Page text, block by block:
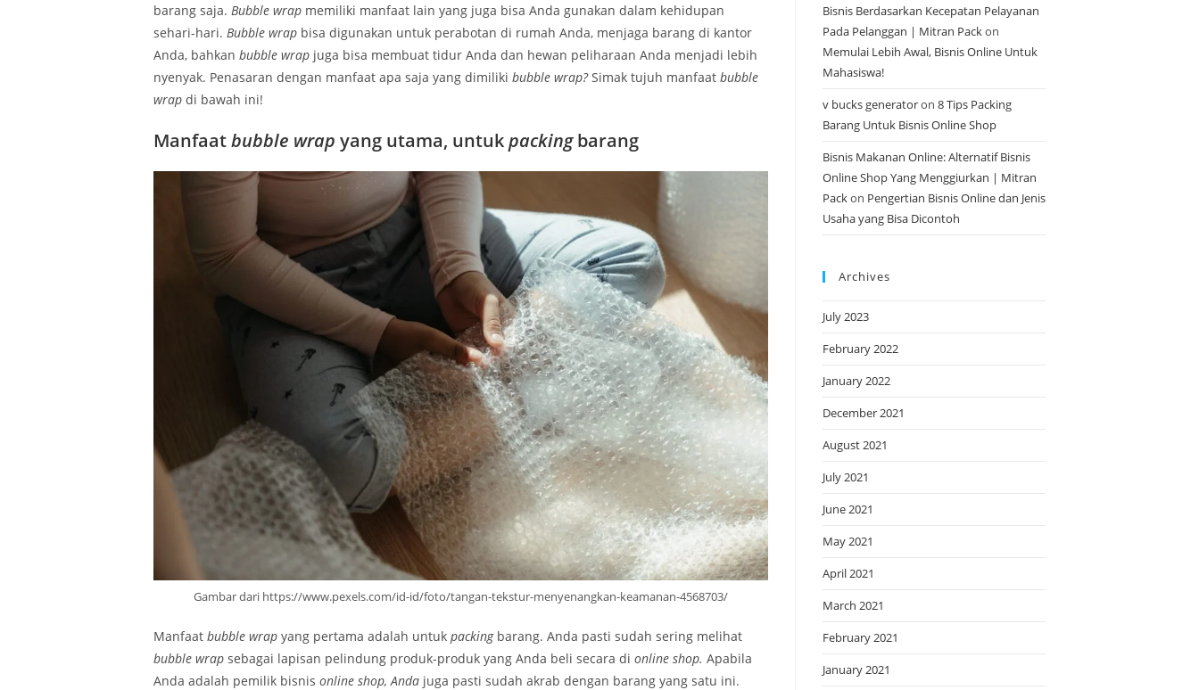
barang saja. Bubble wrap memiliki manfaat lain yang juga bisa Anda gunakan dalam kehidupan
sehari-hari. Bubble wrap bisa digunakan untuk perabotan di rumah Anda, menjaga barang di kantor
Anda, bahkan bubble wrap juga bisa membuat tidur Anda dan hewan peliharaan Anda menjadi lebih
nyenyak. Penasaran dengan manfaat apa saja yang dimiliki bubble wrap?Simak tujuh manfaat bubble
wrap di bawah ini!
Manfaatbubble wrap yang utama, untukpackingbarang
Gambar dari https://www.pexels.com/id-id/foto/tangan-tekstur-menyenangkan-keamanan-4568703/
Manfaat bubble wrap yang pertama adalah untuk packing barang. Anda pasti sudah sering melihat
bubble wrap sebagai lapisan pelindung produk-produk yang Anda beli secara di online shop. Apabila
Anda adalah pemilik bisnis online shop, Anda juga pasti sudah akrab dengan barang yang satu ini.
Bisnis Berdasarkan Kecepatan Pelayanan
Pada Pelanggan | Mitran Packon
Memulai Lebih Awal, Bisnis Online Untuk
Mahasiswa!
v bucks generatoron 8 Tips Packing
Barang Untuk Bisnis Online Shop
Bisnis Makanan Online: Alternatif Bisnis
Online Shop Yang Menggiurkan | Mitran
Packon Pengertian Bisnis Online dan Jenis
Usaha yang Bisa Dicontoh
Archives
July 2023
February 2022
January 2022
December 2021
August 2021
July 2021
June 2021
May 2021
April 2021
March 2021
February 2021
January 2021